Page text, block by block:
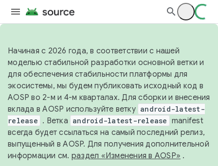
Начиная с 2026 года, в соответствии с нашей
моделью стабильной разработки основной ветки и
для обеспечения стабильности платформы для
экосистемы, мы будем публиковать исходный код в
AOSP во 2-м и 4-м кварталах. Для сборки и внесения
вклада в AOSP используйте ветку android-latest-
release . Ветка android-latest-release manifest
всегда будет ссылаться на самый последний релиз,
выпущенный в AOSP. Для получения дополнительной
информации см. раздел «Изменения в AOSP» .